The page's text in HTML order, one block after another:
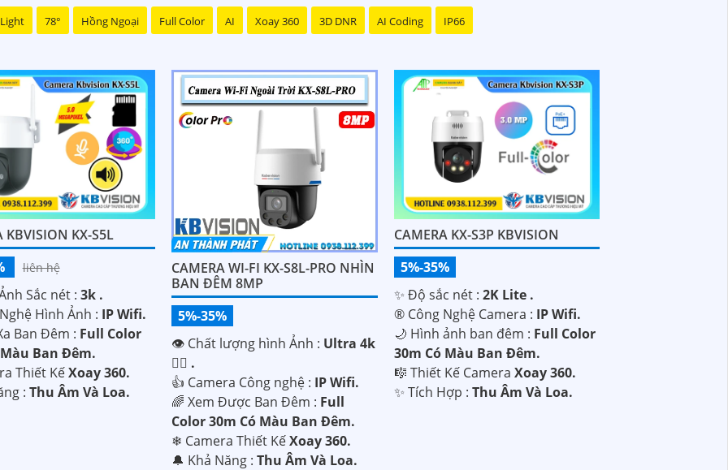
giải pháp an ninh cần thiết!"
công trong việc tiếp cận khách hàng và tăng cơ hội bán hàng của bạn. Nếu có bất kỳ yêu cầu hay
bạn tốt hơn!
78° Hồng Ngoại Full Color AI Xoay 360 3D DNR AI Coding IP66
KBVISION KX-S5L
liên hệ
Sắc nét : 3k .
Hình Ảnh : IP Wifi.
Ban Đêm : Full Color
Ban Ðêm.
Thiết KếXoay 360.
: Thu Âm Và Loa.
CAMERA WI-FI KX-S8L-PRO NHÌN
BAN ĐÊM 8MP
5%-35%
👁 Chất lượng hình Ảnh : Ultra 4k
👍🏾 .
👍 Camera Công nghệ : IP Wifi.
🌈 Xem Được Ban Đêm : Full
Color 30m Có Màu Ban Ðêm.
❄ Camera Thiết KếXoay 360.
️🔔 Khả Năng :Thu Âm Và Loa.
CAMERA KX-S3P KBVISION
5%-35%
✨ Độ sắc nét : 2K Lite .
®️ Công Nghệ Camera : IP Wifi.
🌙 Hình ảnh ban đêm : Full Color
30m Có Màu Ban Ðêm.
🎼️ Thiết Kế Camera Xoay 360.
️✨ Tích Hợp : Thu Âm Và Loa.